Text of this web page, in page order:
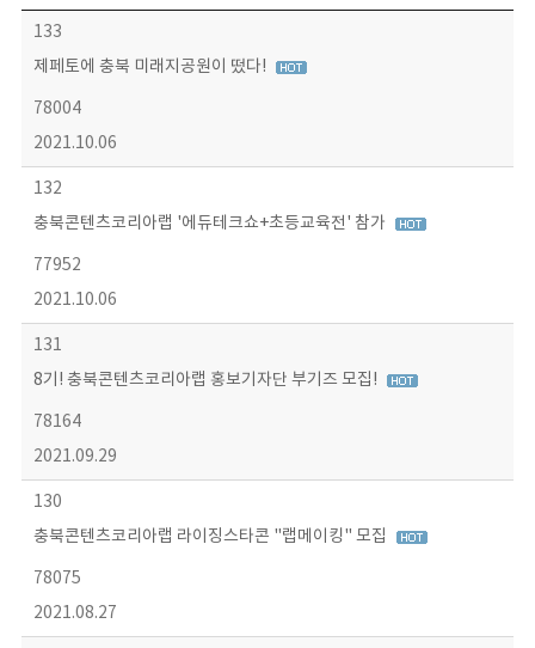
보도자료 목록 - 번호, 제목, 작성자, 파일, 조회수, 작성일 정보 제공
133
제페토에 충북 미래지공원이 떴다!
78004
2021.10.06
132
충북콘텐츠코리아랩 '에듀테크쇼+초등교육전' 참가
77952
2021.10.06
131
8기! 충북콘텐츠코리아랩 홍보기자단 부기즈 모집!
78164
2021.09.29
130
충북콘텐츠코리아랩 라이징스타콘 "랩메이킹" 모집
78075
2021.08.27